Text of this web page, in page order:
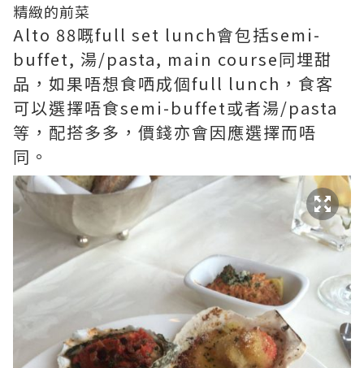
精緻的前菜
Alto 88嘅full set lunch會包括semi-
buffet, 湯/pasta, main course同埋甜
品，如果唔想食哂成個full lunch，食客
可以選擇唔食semi-buffet或者湯/pasta
等，配搭多多，價錢亦會因應選擇而唔
同。